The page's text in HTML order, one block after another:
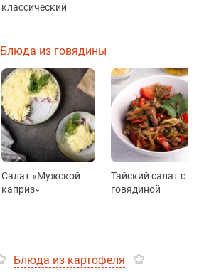
классический
Блюда из говядины
Салат «Мужской
каприз»
Тайский салат с
говядиной
Блюда из картофеля